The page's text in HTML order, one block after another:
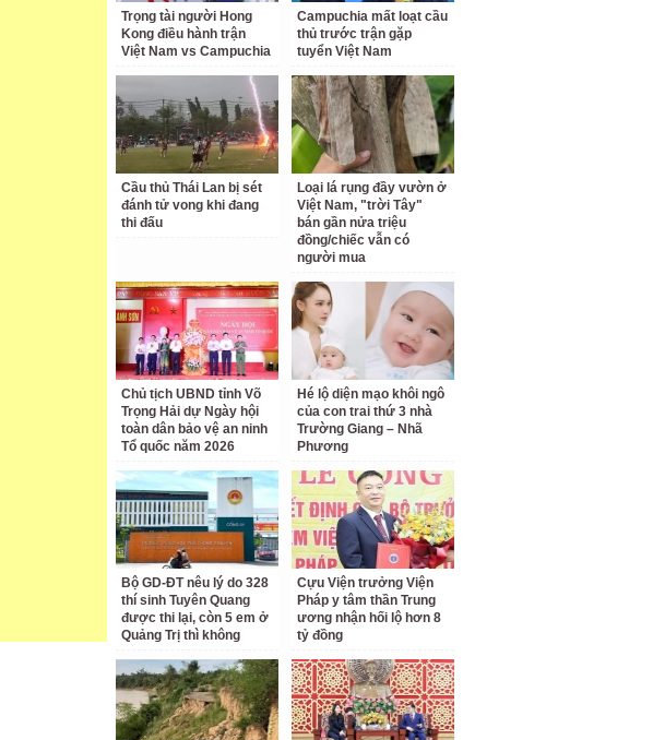
Trọng tài người Hong
Kong điều hành trận
Việt Nam vs Campuchia
Campuchia mất loạt cầu
thủ trước trận gặp
tuyển Việt Nam
Cầu thủ Thái Lan bị sét
đánh tử vong khi đang
thi đấu
Loại lá rụng đầy vườn ở
Việt Nam, "trời Tây"
bán gần nửa triệu
đồng/chiếc vẫn có
người mua
Chủ tịch UBND tỉnh Võ
Trọng Hải dự Ngày hội
toàn dân bảo vệ an ninh
Tổ quốc năm 2026
Hé lộ diện mạo khôi ngô
của con trai thứ 3 nhà
Trường Giang – Nhã
Phương
Bộ GD-ĐT nêu lý do 328
thí sinh Tuyên Quang
được thi lại, còn 5 em ở
Quảng Trị thì không
Cựu Viện trưởng Viện
Pháp y tâm thần Trung
ương nhận hối lộ hơn 8
tỷ đồng